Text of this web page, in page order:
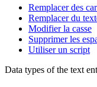
Remplacer des
Remplacer du
Modifier la casse
Supprimer les
Utiliser un script
Data types of the text